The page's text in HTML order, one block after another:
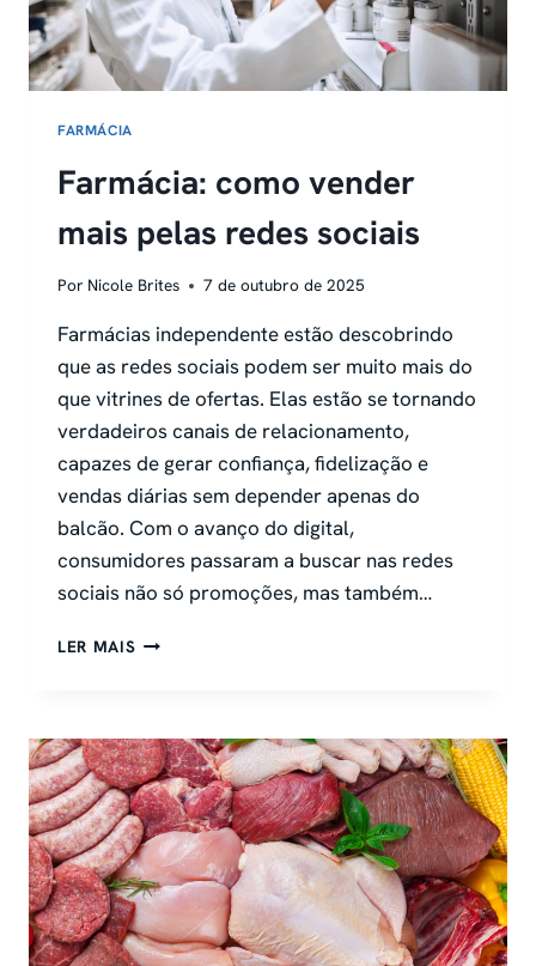
FARMÁCIA
Farmácia: como vender
mais pelas redes sociais
Por Nicole Brites 7 de outubro de 2025
Farmácias independente estão descobrindo
que as redes sociais podem ser muito mais do
que vitrines de ofertas. Elas estão se tornando
verdadeiros canais de relacionamento,
capazes de gerar confiança, fidelização e
vendas diárias sem depender apenas do
balcão. Com o avanço do digital,
consumidores passaram a buscar nas redes
sociais não só promoções, mas também…
LER MAIS FARMÁCIA:
PELAS
REDES
SOCIAIS